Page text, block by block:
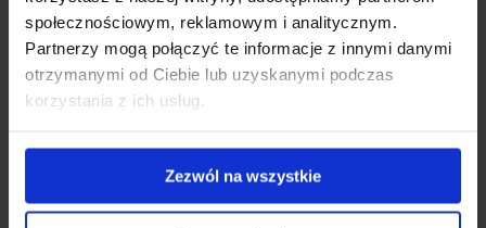
społecznościowym, reklamowym i analitycznym.
Partnerzy mogą połączyć te informacje z innymi danymi
otrzymanymi od Ciebie lub uzyskanymi podczas
korzystania z ich usług.
Zezwól na wszystkie